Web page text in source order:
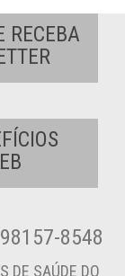
RECEBA
8548
DE SAÚDE DO